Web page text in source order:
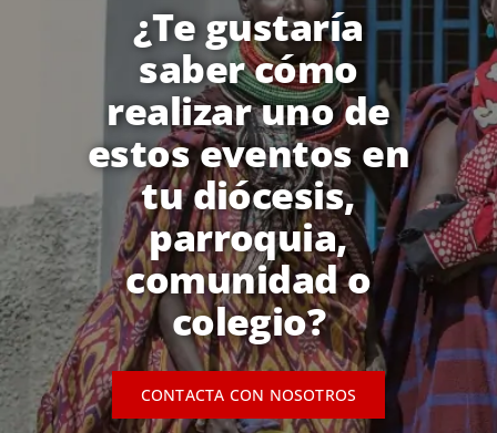
¿Te gustaría
saber cómo
realizar uno de
estos eventos en
tu diócesis,
parroquia,
comunidad o
colegio?
CONTACTA CON NOSOTROS